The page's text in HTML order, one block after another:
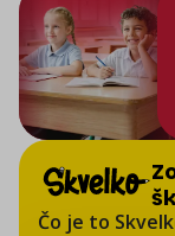
Čo je to